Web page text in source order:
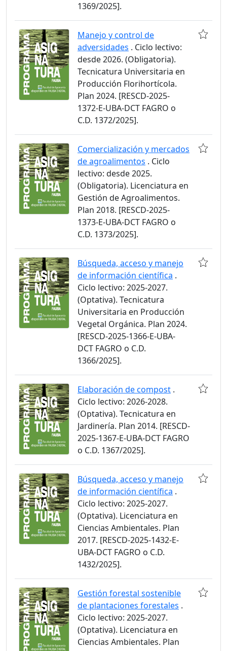
1369/2025].
Manejo y control de
adversidades . Ciclo lectivo:
desde 2026. (Obligatoria).
Tecnicatura Universitaria en
Producción Florihortícola.
Plan 2024. [RESCD-2025-
1372-E-UBA-DCT FAGRO o
C.D. 1372/2025].
Comercialización y mercados
de agroalimentos . Ciclo
lectivo: desde 2025.
(Obligatoria). Licenciatura en
Gestión de Agroalimentos.
Plan 2018. [RESCD-2025-
1373-E-UBA-DCT FAGRO o
C.D. 1373/2025].
Búsqueda, acceso y manejo
de información científica .
Ciclo lectivo: 2025-2027.
(Optativa). Tecnicatura
Universitaria en Producción
Vegetal Orgánica. Plan 2024.
[RESCD-2025-1366-E-UBA-
DCT FAGRO o C.D.
1366/2025].
Elaboración de compost .
Ciclo lectivo: 2026-2028.
(Optativa). Tecnicatura en
Jardinería. Plan 2014. [RESCD-
2025-1367-E-UBA-DCT FAGRO
o C.D. 1367/2025].
Búsqueda, acceso y manejo
de información científica .
Ciclo lectivo: 2025-2027.
(Optativa). Licenciatura en
Ciencias Ambientales. Plan
2017. [RESCD-2025-1432-E-
UBA-DCT FAGRO o C.D.
1432/2025].
Gestión forestal sostenible
de plantaciones forestales .
Ciclo lectivo: 2025-2027.
(Optativa). Licenciatura en
Ciencias Ambientales. Plan